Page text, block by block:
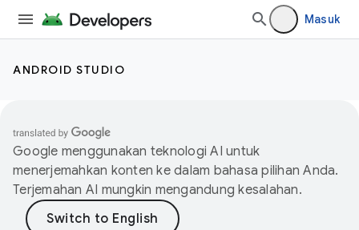
Masuk
ANDROID STUDIO
Google menggunakan teknologi AI untuk
menerjemahkan konten ke dalam bahasa pilihan Anda.
Terjemahan AI mungkin mengandung kesalahan.